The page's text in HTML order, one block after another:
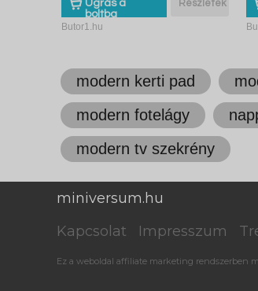
Ugrás a
boltba
Részletek
Butor1.hu
modern kerti pad
modern fotelágy
modern tv szekrény
miniversum.hu
Kapcsolat
Impresszum
Ez a weboldal affiliate marketing rendszerben